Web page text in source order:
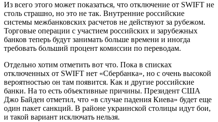
Из всего этого может показаться, что отключение от SWIFT не
столь страшно, но это не так. Внутренние российские
системы межбанковских расчетов не действуют за рубежом.
Торговые операции с участием российских и зарубежных
банков теперь будут занимать больше времени и иногда
требовать больший процент комиссии по переводам.
Отдельно хотим отметить вот что. Пока в списках
отключенных от SWIFT нет «Сбербанка», но с очень высокой
вероятностью он там появится. Как и другие российские
банки. На то есть объективные причины. Президент США
Джо Байден отметил, что «в случае падения Киева» будет еще
один пакет санкций. В районе украинской столицы идут бои,
и такой вариант исключать нельзя.